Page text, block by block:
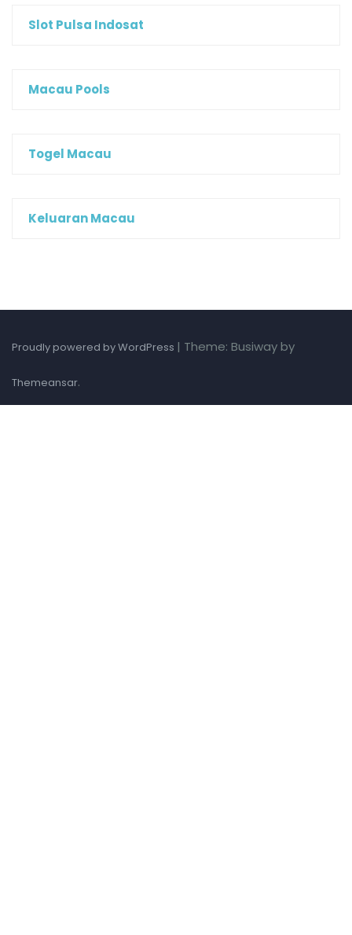
Slot Pulsa Indosat
Macau Pools
Togel Macau
Keluaran Macau
Proudly powered by WordPress | Theme: Busiway by
Themeansar.